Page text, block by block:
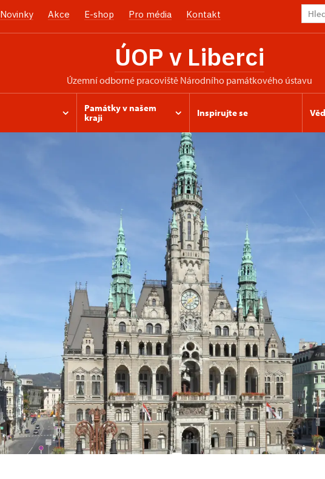
Novinky Akce E-shop Pro média Kontakt
ÚOP v Liberci
územní odborné pracoviště Národního památkového ústavu
Památky v našem
kraji
Inspirujte se